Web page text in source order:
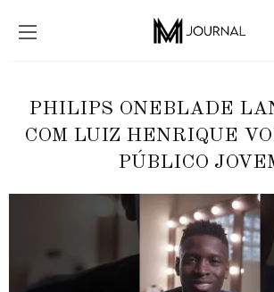
PHILIPS ONEBLADE
COM LUIZ HENRIQUE
PÚBLICO